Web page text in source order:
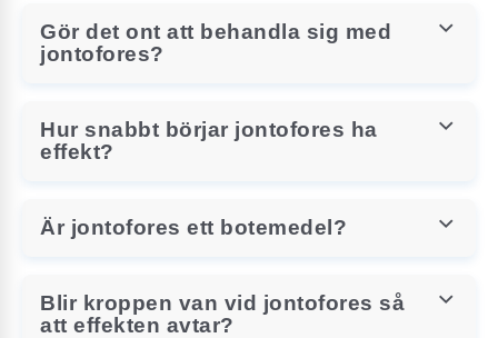
Gör det ont att behandla sig med
jontofores?
Hur snabbt börjar jontofores ha
effekt?
Är jontofores ett botemedel?
Blir kroppen van vid jontofores så
att effekten avtar?